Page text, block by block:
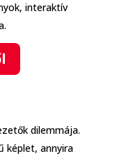
interaktív
dilemmája.
képlet, annyira